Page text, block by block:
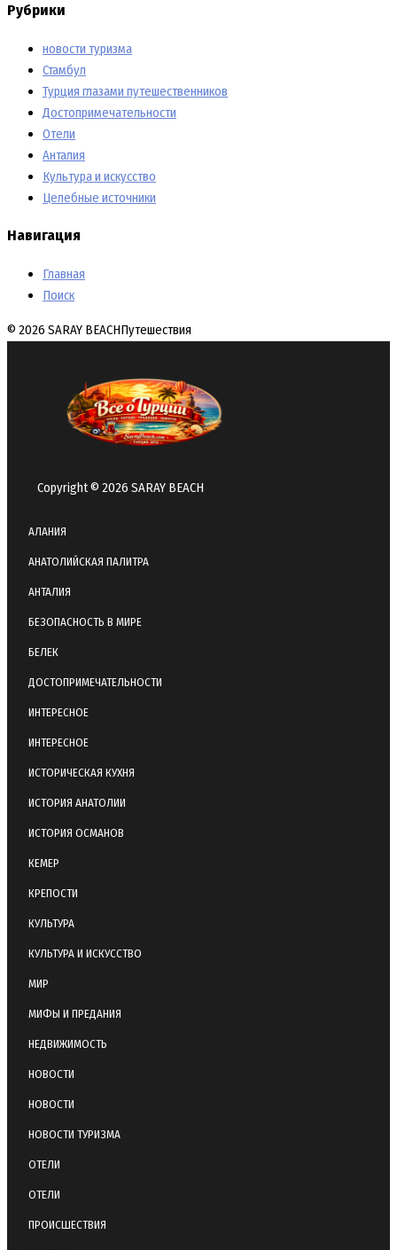
Рубрики
новости туризма
Стамбул
Турция глазами путешественников
Достопримечательности
Отели
Анталия
Культура и искусство
Целебные источники
Навигация
Главная
Поиск
© 2026 SARAY BEACHПутешествия
Copyright © 2026 SARAY BEACH
АЛАНИЯ
АНАТОЛИЙСКАЯ ПАЛИТРА
АНТАЛИЯ
БЕЗОПАСНОСТЬ В МИРЕ
БЕЛЕК
ДОСТОПРИМЕЧАТЕЛЬНОСТИ
ИНТЕРЕСНОЕ
ИНТЕРЕСНОЕ
ИСТОРИЧЕСКАЯ КУХНЯ
ИСТОРИЯ АНАТОЛИИ
ИСТОРИЯ ОСМАНОВ
КЕМЕР
КРЕПОСТИ
КУЛЬТУРА
КУЛЬТУРА И ИСКУССТВО
МИР
МИФЫ И ПРЕДАНИЯ
НЕДВИЖИМОСТЬ
НОВОСТИ
НОВОСТИ
НОВОСТИ ТУРИЗМА
ОТЕЛИ
ОТЕЛИ
ПРОИСШЕСТВИЯ